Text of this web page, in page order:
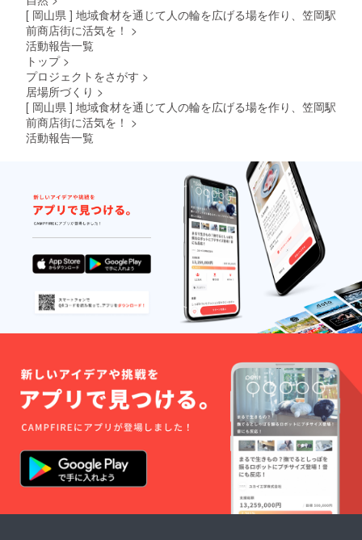
[ 岡山県 ] 地域食材を通じて人の輪を広げる場を作り、笠岡駅
前商店街に活気を！ >
活動報告一覧
トップ >
プロジェクトをさがす >
居場所づくり >
[ 岡山県 ] 地域食材を通じて人の輪を広げる場を作り、笠岡駅
前商店街に活気を！ >
活動報告一覧